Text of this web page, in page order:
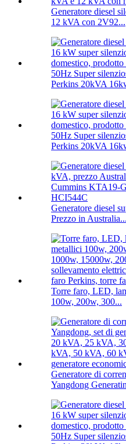
Generatore diesel
12 kVA con 2V92...
50Hz Super
Perkins 20kVA
50Hz Super
Perkins 20kVA
Generatore diesel
Prezzo in Australia...
Torre faro, LED,
100w, 200w, 300...
Generatore di
Yangdong
50Hz Super